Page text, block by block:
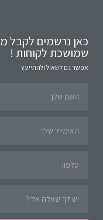
כאן נרשמים לקבל
שמושכת לקוחות !
אפשר גם לשאול ולהתייעץ